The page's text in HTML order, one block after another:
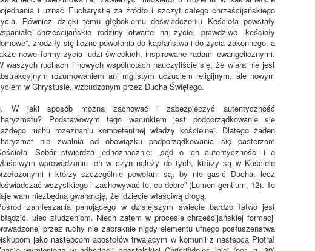
i uznać Eucharystię za źródło i szczyt całego chrześcijańskiego
Również dzięki temu głębokiemu doświadczeniu Kościoła powstały
chrześcijańskie rodziny otwarte na życie, prawdziwe „kościoły
zrodziły się liczne powołania do kapłaństwa i do życia zakonnego, a
nowe formy życia ludzi świeckich, inspirowane radami ewangelicznymi.
waszych ruchach i nowych wspólnotach nauczyliście się, że wiara nie jest
rozumowaniem ani mglistym uczuciem religijnym, ale nowym
w Chrystusie, wzbudzonym przez Ducha Świętego.
W jaki sposób można zachować i zabezpieczyć autentyczność
Podstawowym tego warunkiem jest podporządkowanie się
ruchu rozeznaniu kompetentnej władzy kościelnej. Dlatego żaden
nie zwalnia od obowiązku podporządkowania się pasterzom
Sobór stwierdza jednoznacznie: „sąd o ich autentyczności i o
wprowadzaniu ich w czyn należy do tych, którzy są w Kościele
i którzy szczególnie powołani są, by nie gasić Ducha, lecz
wszystkiego i zachowywać to, co dobre” (Lumen gentium, 12). To
wam niezbędną gwarancję, że idziecie właściwą drogą.
zamieszania panującego w dzisiejszym świecie bardzo łatwo jest
ulec złudzeniom. Niech zatem w procesie chrześcijańskiej formacji
przez ruchy nie zabraknie nigdy elementu ufnego posłuszeństwa
jako następcom apostołów trwającym w komunii z następcą Piotra!